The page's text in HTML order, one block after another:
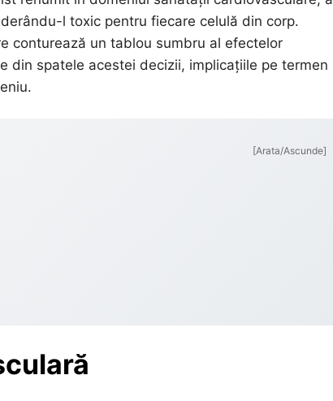
l toxic pentru fiecare celulă din corp.
conturează un tablou sumbru al efectelor
din spatele acestei decizii, implicațiile pe termen
[Arata/Ascunde]